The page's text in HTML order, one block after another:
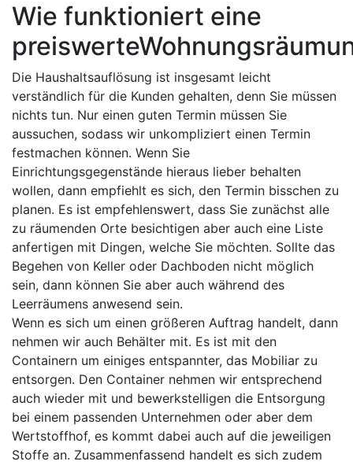
Wie funktioniert eine
Die Haushaltsauflösung ist insgesamt leicht
verständlich für die Kunden gehalten, denn Sie müssen
nichts tun. Nur einen guten Termin müssen Sie
aussuchen, sodass wir unkompliziert einen Termin
festmachen können. Wenn Sie
Einrichtungsgegenstände hieraus lieber behalten
wollen, dann empfiehlt es sich, den Termin bisschen zu
planen. Es ist empfehlenswert, dass Sie zunächst alle
zu räumenden Orte besichtigen aber auch eine Liste
anfertigen mit Dingen, welche Sie möchten. Sollte das
Begehen von Keller oder Dachboden nicht möglich
sein, dann können Sie aber auch während des
Leerräumens anwesend sein.
Wenn es sich um einen größeren Auftrag handelt, dann
nehmen wir auch Behälter mit. Es ist mit den
Containern um einiges entspannter, das Mobiliar zu
entsorgen. Den Container nehmen wir entsprechend
auch wieder mit und bewerkstelligen die Entsorgung
bei einem passenden Unternehmen oder aber dem
Wertstoffhof, es kommt dabei auch auf die jeweiligen
Stoffe an. Zusammenfassend handelt es sich zudem